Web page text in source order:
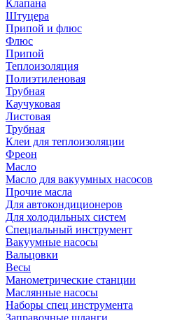
Клапана
Штуцера
Припой и флюс
Флюс
Припой
Теплоизоляция
Полиэтиленовая
Трубная
Каучуковая
Листовая
Трубная
Клеи для теплоизоляции
Фреон
Масло
Масло для вакуумных насосов
Прочие масла
Для автокондиционеров
Для холодильных систем
Специальный инструмент
Вакуумные насосы
Вальцовки
Весы
Манометрические станции
Маслянные насосы
Наборы спец инструмента
Заправочные шланги